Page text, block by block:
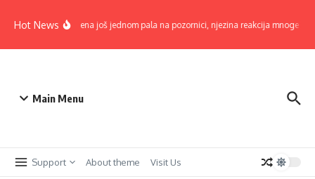
Hot NewsLepa Brena još jednom pala na pozornici, njezina reakcija mnoge
Main Menu
Support About theme Visit Us